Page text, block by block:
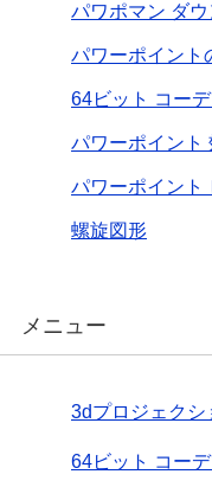
パワポマン ダウ
パワーポイント
64ビット コー
パワーポイント
パワーポイント
螺旋図形
メニュー
3dプロジェクシ
64ビット コー